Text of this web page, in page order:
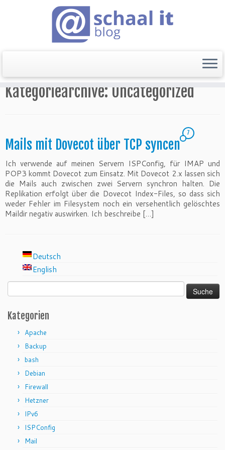
Kategoriearchive: Uncategorized
Mails mit Dovecot über TCP syncen
7
Ich verwende auf meinen Servern ISPConfig, für IMAP und
POP3 kommt Dovecot zum Einsatz. Mit Dovecot 2.x lassen sich
die Mails auch zwischen zwei Servern synchron halten. Die
Replikation erfolgt über die Dovecot Index-Files, so dass sich
weder Fehler im Filesystem noch ein versehentlich gelöschtes
Maildir negativ auswirken. Ich beschreibe […]
Deutsch
English
nach:
Kategorien
Apache
Backup
bash
Debian
Firewall
Hetzner
IPv6
ISPConfig
Mail